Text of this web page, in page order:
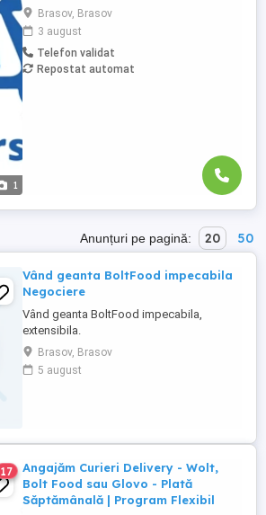
1
rapid! - Cerințe: Minim 18 ani Mijloc de
transport propriu (mașină, scuter,
motocicletă sau bicicletă) Telefon mobil
cu acces la internet - Ce oferim: Plată
săptămânală, fără întârzieri Bonusuri
Brasov, Brasov
3 august
Telefon validat
Repostat automat
Anunțuri pe pagină: 20 50
Vând geanta BoltFood impecabila
Negociere
Vând geanta BoltFood impecabila,
extensibila.
Brasov, Brasov
5 august
17
Angajăm Curieri Delivery - Wolt,
Bolt Food sau Glovo - Plată
Săptămânală | Program Flexibil